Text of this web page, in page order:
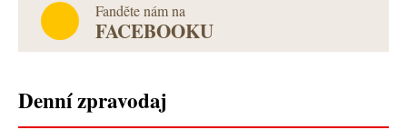
Fanděte nám na
FACEBOOKU
Denní zpravodaj